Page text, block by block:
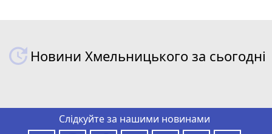
Новини Хмельницького за сьогодні
Слідкуйте за нашими новинами